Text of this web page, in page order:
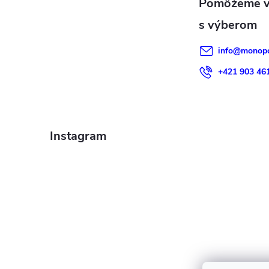
info@
+421 903
Instagram